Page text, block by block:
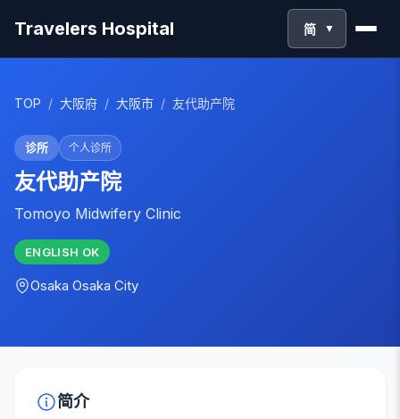
Travelers Hospital 简 ▼
TOP / 大阪府 / 大阪市 / 友代助产院
诊所 个人诊所
友代助产院
Tomoyo Midwifery Clinic
ENGLISH OK
Osaka Osaka City
简介